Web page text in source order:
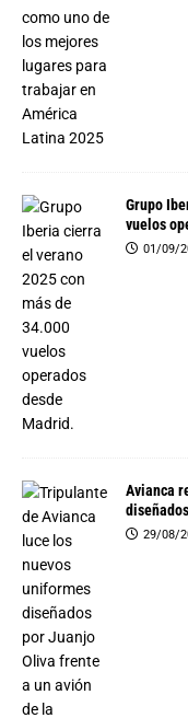
Grupo
vuelos
01/09/
Avianca
29/08/